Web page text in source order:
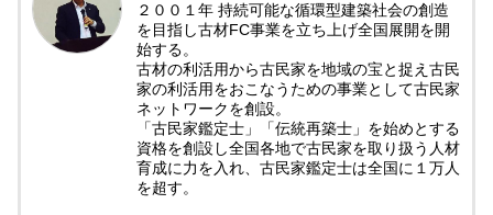
２００１年 持続可能な循環型建築社会の創造
を目指し古材FC事業を立ち上げ全国展開を開
始する。
古材の利活用から古民家を地域の宝と捉え古民
家の利活用をおこなうための事業として古民家
ネットワークを創設。
「古民家鑑定士」「伝統再築士」を始めとする
資格を創設し全国各地で古民家を取り扱う人材
育成に力を入れ、古民家鑑定士は全国に１万人
を超す。